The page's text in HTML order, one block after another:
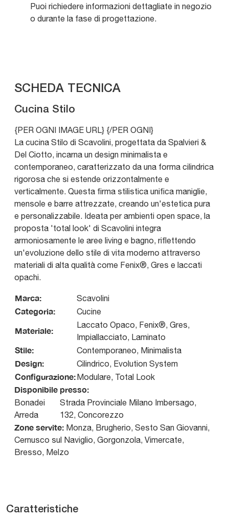
Puoi richiedere informazioni dettagliate in negozio
o durante la fase di progettazione.
SCHEDA TECNICA
Cucina Stilo
{PER OGNI IMAGE URL} {/PER OGNI}
La cucina Stilo di Scavolini, progettata da Spalvieri &
Del Ciotto, incarna un design minimalista e
contemporaneo, caratterizzato da una forma cilindrica
rigorosa che si estende orizzontalmente e
verticalmente. Questa firma stilistica unifica maniglie,
mensole e barre attrezzate, creando un'estetica pura
e personalizzabile. Ideata per ambienti open space, la
proposta 'total look' di Scavolini integra
armoniosamente le aree living e bagno, riflettendo
un'evoluzione dello stile di vita moderno attraverso
materiali di alta qualità come Fenix®, Gres e laccati
opachi.
Marca: Scavolini
Categoria: Cucine
Materiale:
Laccato Opaco, Fenix®, Gres,
Impiallacciato, Laminato
Stile: Contemporaneo, Minimalista
Design: Cilindrico, Evolution System
Configurazione:Modulare, Total Look
Disponibile presso:
Bonadei
Arreda
Strada Provinciale Milano Imbersago,
132, Concorezzo
Zone servite: Monza, Brugherio, Sesto San Giovanni,
Cernusco sul Naviglio, Gorgonzola, Vimercate,
Bresso, Melzo
Caratteristiche